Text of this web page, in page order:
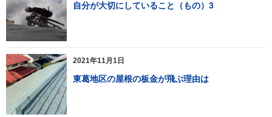
自分が大切にしていること（もの）3
2021年11月1日
東葛地区の屋根の板金が飛ぶ理由は